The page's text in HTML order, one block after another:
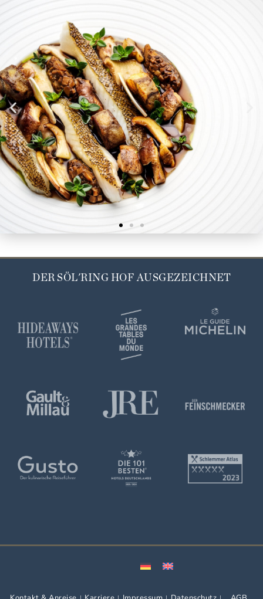
DER SÖL'RING HOF AUSGEZEICHNET